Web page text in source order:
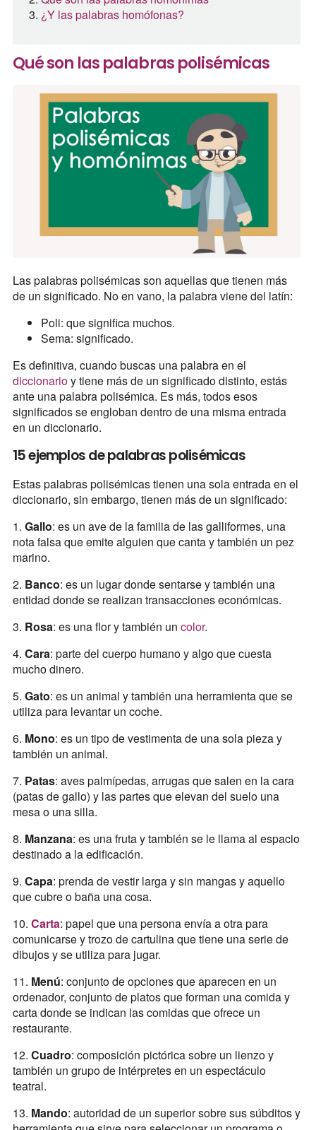
¿Y las palabras homófonas?
Qué son las palabras polisémicas
Las palabras polisémicas son aquellas que tienen más
de un significado. No en vano, la palabra viene del latín:
Poli: que significa muchos.
Sema: significado.
Es definitiva, cuando buscas una palabra en el
diccionarioy tiene más de un significado distinto, estás
ante una palabra polisémica. Es más, todos esos
significados se engloban dentro de una misma entrada
en un diccionario.
15 ejemplos de palabras polisémicas
Estas palabras polisémicas tienen una sola entrada en el
diccionario, sin embargo, tienen más de un significado:
1. Gallo: es un ave de la familia de las galliformes, una
nota falsa que emite alguien que canta y también un pez
marino.
2. Banco: es un lugar donde sentarse y también una
entidad donde se realizan transacciones económicas.
3. Rosa: es una flor y también un color.
4. Cara: parte del cuerpo humano y algo que cuesta
mucho dinero.
5. Gato: es un animal y también una herramienta que se
utiliza para levantar un coche.
6. Mono: es un tipo de vestimenta de una sola pieza y
también un animal.
7. Patas: aves palmípedas, arrugas que salen en la cara
(patas de gallo) y las partes que elevan del suelo una
mesa o una silla.
8. Manzana: es una fruta y también se le llama al espacio
destinado a la edificación.
9. Capa: prenda de vestir larga y sin mangas y aquello
que cubre o baña una cosa.
10. Carta: papel que una persona envía a otra para
comunicarse y trozo de cartulina que tiene una serie de
dibujos y se utiliza para jugar.
11. Menú: conjunto de opciones que aparecen en un
ordenador, conjunto de platos que forman una comida y
carta donde se indican las comidas que ofrece un
restaurante.
12. Cuadro: composición pictórica sobre un lienzo y
también un grupo de intérpretes en un espectáculo
teatral.
13. Mando: autoridad de un superior sobre sus súbditos y